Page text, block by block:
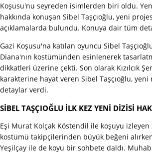
Koşusu'nu seyreden isimlerden biri oldu.
hakkında konuşan Sibel Taşçıoğlu, yeni
açıklamalarda bulundu. Konuya dair tüm
Gazi Koşusu'na katılan oyuncu Sibel
Diana'nın kostümünden esinlenerek
dikkatleri üzerine çekti. Son olarak Kızılcık
karakterine hayat veren Sibel Taşçıoğlu,
detaylar verdi.
SİBEL TAŞÇIOĞLU İLK KEZ YENİ DİZİSİ
Eşi Murat Kolçak Köstendil ile koşuyu izleyen
kostümü takipçilerinden büyük beğeni
Yeşilçay ile de koyu bir sohbete daldı.